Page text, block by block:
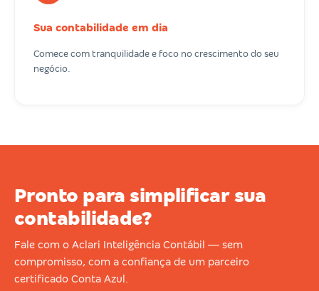
Sua contabilidade em dia
Comece com tranquilidade e foco no crescimento do seu
negócio.
Pronto para simplificar sua
contabilidade?
Fale com o Aclari Inteligência Contábil — sem
compromisso, com a confiança de um parceiro
certificado Conta Azul.